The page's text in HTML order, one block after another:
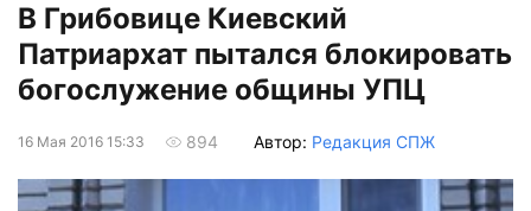
В Грибовице Киевский
Патриархат пытался блокировать
богослужение общины УПЦ
16 Мая 2016 15:33 894 Автор: Редакция СПЖ